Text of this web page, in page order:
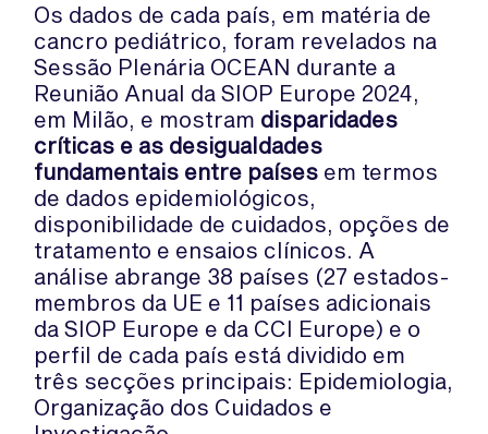
Os dados de cada país, em matéria de
cancro pediátrico, foram revelados na
Sessão Plenária OCEAN durante a
Reunião Anual da SIOP Europe 2024,
em Milão, e mostram disparidades
críticas e as desigualdades
fundamentais entre países em termos
de dados epidemiológicos,
disponibilidade de cuidados, opções de
tratamento e ensaios clínicos. A
análise abrange 38 países (27 estados-
membros da UE e 11 países adicionais
da SIOP Europe e da CCI Europe) e o
perfil de cada país está dividido em
três secções principais: Epidemiologia,
Organização dos Cuidados e